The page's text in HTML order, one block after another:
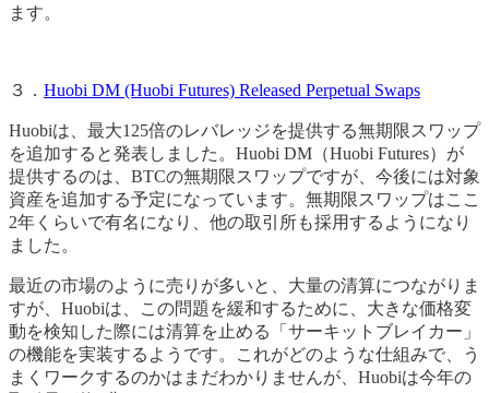
ます。
３． Huobi DM (Huobi Futures) Released Perpetual Swaps
Huobiは、最大125倍のレバレッジを提供する無期限スワップ
を追加すると発表しました。Huobi DM（Huobi Futures）が
提供するのは、BTCの無期限スワップですが、今後には対象
資産を追加する予定になっています。無期限スワップはここ
2年くらいで有名になり、他の取引所も採用するようになり
ました。
最近の市場のように売りが多いと、大量の清算につながりま
すが、Huobiは、この問題を緩和するために、大きな価格変
動を検知した際には清算を止める「サーキットブレイカー」
の機能を実装するようです。これがどのような仕組みで、う
まくワークするのかはまだわかりませんが、Huobiは今年の